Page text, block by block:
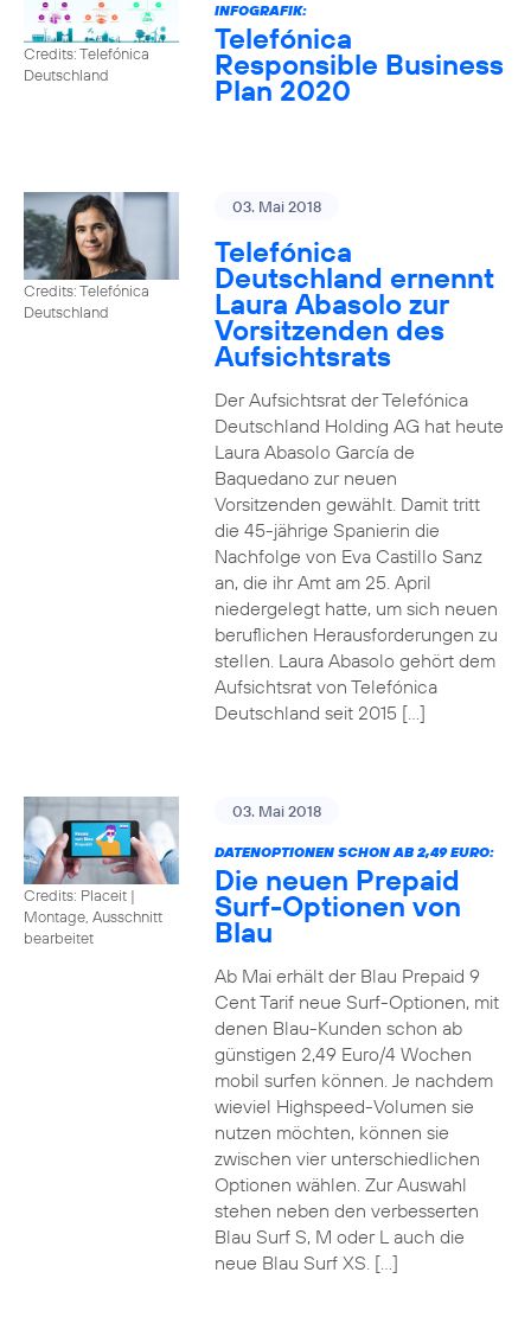
Credits: Telefónica
Deutschland
INFOGRAFIK:
Telefónica
Responsible Business
Plan 2020
Credits: Telefónica
Deutschland
03. Mai 2018
Telefónica
Deutschland ernennt
Laura Abasolo zur
Vorsitzenden des
Aufsichtsrats
Der Aufsichtsrat der Telefónica
Deutschland Holding AG hat heute
Laura Abasolo García de
Baquedano zur neuen
Vorsitzenden gewählt. Damit tritt
die 45-jährige Spanierin die
Nachfolge von Eva Castillo Sanz
an, die ihr Amt am 25. April
niedergelegt hatte, um sich neuen
beruflichen Herausforderungen zu
stellen. Laura Abasolo gehört dem
Aufsichtsrat von Telefónica
Deutschland seit 2015 […]
Credits: Placeit |
Montage, Ausschnitt
bearbeitet
03. Mai 2018
DATENOPTIONEN SCHON AB 2,49 EURO:
Die neuen Prepaid
Surf-Optionen von
Blau
Ab Mai erhält der Blau Prepaid 9
Cent Tarif neue Surf-Optionen, mit
denen Blau-Kunden schon ab
günstigen 2,49 Euro/4 Wochen
mobil surfen können. Je nachdem
wieviel Highspeed-Volumen sie
nutzen möchten, können sie
zwischen vier unterschiedlichen
Optionen wählen. Zur Auswahl
stehen neben den verbesserten
Blau Surf S, M oder L auch die
neue Blau Surf XS. […]